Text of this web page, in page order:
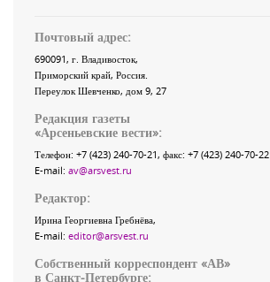
Почтовый адрес:
690091, г. Владивосток,
Приморский край, Россия
Переулок Шевченко, дом 9, 27
Редакция газеты
«Арсеньевские вести»:
Телефон: +7 (423) 240-70-21, факс: +7 (423) 240-70-22
E-mail: av@arsvest.ru
Редактор:
Ирина Георгиевна Гребнёва,
E-mail: editor@arsvest.ru
Собственный корреспондент «АВ»
в Санкт-Петербурге: